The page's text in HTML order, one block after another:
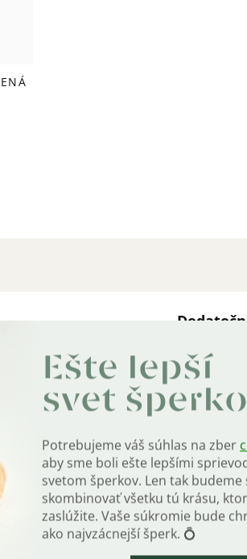
Ešte lepší
svet
Potrebujeme váš súhlas na zber
aby sme boli ešte lepšími
svetom šperkov. Len tak
skombinovať všetku tú krásu,
zaslúžite. Vaše súkromie bude
ako najvzácnejší šperk. 💍
väčšiu odolnosť, vyšší
Kategória
Záruka:
Farba:
Materiál: